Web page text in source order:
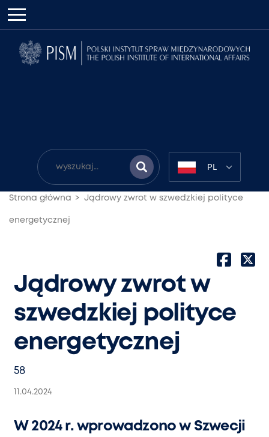
PL
Strona główna Jądrowy zwrot w szwedzkiej polityce
energetycznej
Jądrowy zwrot w
szwedzkiej polityce
energetycznej
58
11.04.2024
W 2024 r. wprowadzono w Szwecji